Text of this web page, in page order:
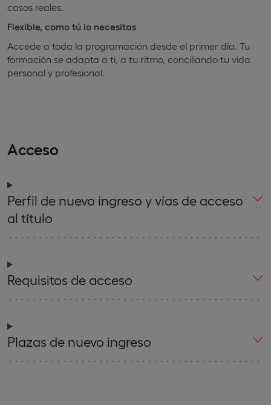
casos reales.
Flexible, como tú lo necesitas
Accede a toda la programación desde el primer día. Tu
formación se adapta a ti, a tu ritmo, conciliando tu vida
personal y profesional.
Acceso
Perfil de nuevo ingreso y vías de acceso
al título
Requisitos de acceso
Plazas de nuevo ingreso